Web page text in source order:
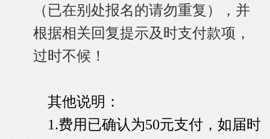
（已在别处报名的请勿重复），并
根据相关回复提示及时支付款项，
过时不候！
其他说明：
1.费用已确认为50元支付，如届时